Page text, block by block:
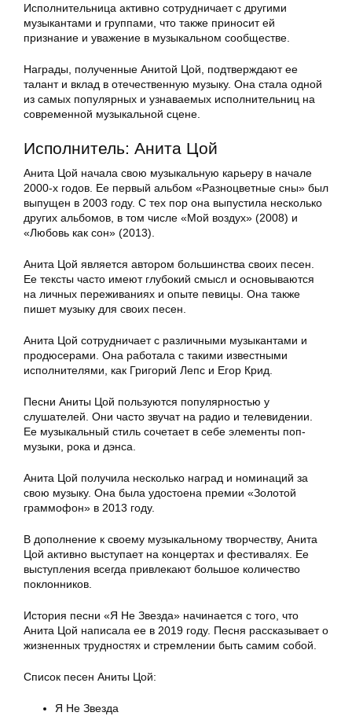
Исполнительница активно сотрудничает с другими
музыкантами и группами, что также приносит ей
признание и уважение в музыкальном сообществе.
Награды, полученные Анитой Цой, подтверждают ее
талант и вклад в отечественную музыку. Она стала одной
из самых популярных и узнаваемых исполнительниц на
современной музыкальной сцене.
Исполнитель: Анита Цой
Анита Цой начала свою музыкальную карьеру в начале
2000-х годов. Ее первый альбом «Разноцветные сны» был
выпущен в 2003 году. С тех пор она выпустила несколько
других альбомов, в том числе «Мой воздух» (2008) и
«Любовь как сон» (2013).
Анита Цой является автором большинства своих песен.
Ее тексты часто имеют глубокий смысл и основываются
на личных переживаниях и опыте певицы. Она также
пишет музыку для своих песен.
Анита Цой сотрудничает с различными музыкантами и
продюсерами. Она работала с такими известными
исполнителями, как Григорий Лепс и Егор Крид.
Песни Аниты Цой пользуются популярностью у
слушателей. Они часто звучат на радио и телевидении.
Ее музыкальный стиль сочетает в себе элементы поп-
музыки, рока и дэнса.
Анита Цой получила несколько наград и номинаций за
свою музыку. Она была удостоена премии «Золотой
граммофон» в 2013 году.
В дополнение к своему музыкальному творчеству, Анита
Цой активно выступает на концертах и фестивалях. Ее
выступления всегда привлекают большое количество
поклонников.
История песни «Я Не Звезда» начинается с того, что
Анита Цой написала ее в 2019 году. Песня рассказывает о
жизненных трудностях и стремлении быть самим собой.
Список песен Аниты Цой:
Я Не Звезда